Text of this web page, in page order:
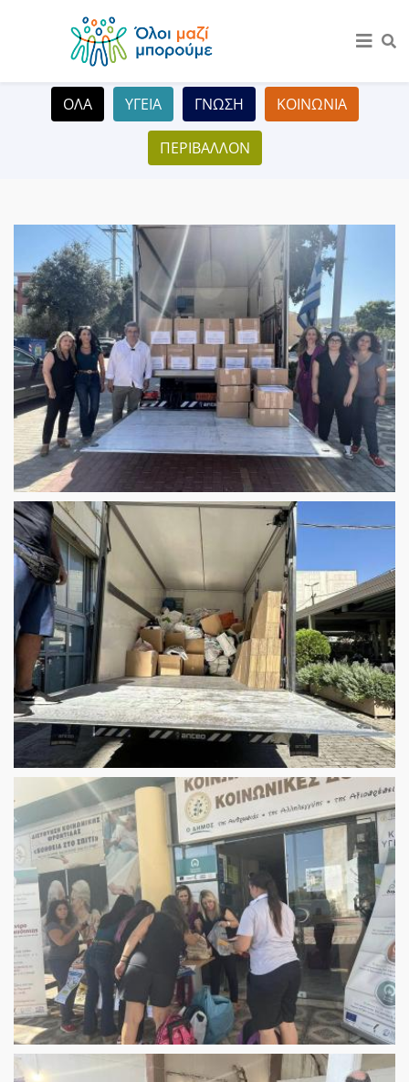
ΟΛΑ ΥΓΕΙΑ ΓΝΩΣΗ ΚΟΙΝΩΝΙΑ
ΠΕΡΙΒΑΛΛΟΝ